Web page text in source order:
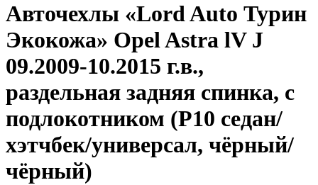
Авточехлы «Lord Auto Турин
Экокожа» Opel Astra lV J
09.2009-10.2015 г.в.,
раздельная задняя спинка, с
подлокотником (P10 седан/
хэтчбек/универсал, чёрный/
чёрный)